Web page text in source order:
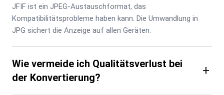
JFIF ist ein JPEG-Austauschformat, das
Kompatibilitätsprobleme haben kann. Die Umwandlung in
JPG sichert die Anzeige auf allen Geräten.
Wie vermeide ich Qualitätsverlust bei
der Konvertierung?
+